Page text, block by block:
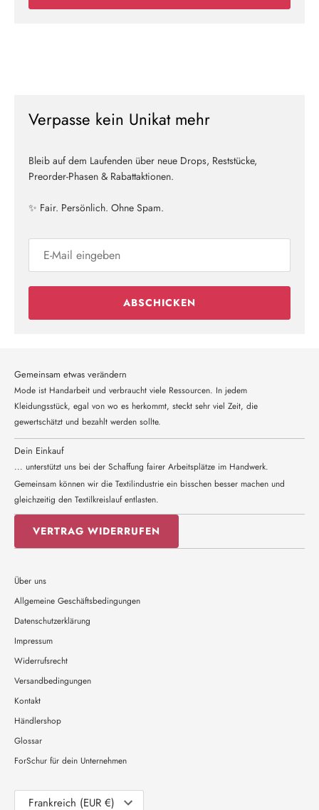
Verpasse kein Unikat mehr
Bleib auf dem Laufenden über neue Drops, Reststücke,
Preorder-Phasen & Rabattaktionen.
✨ Fair. Persönlich. Ohne Spam.
ABSCHICKEN
Gemeinsam etwas verändern
Mode ist Handarbeit und verbraucht viele Ressourcen. In jedem
Kleidungsstück, egal von wo es herkommt, steckt sehr viel Zeit, die
gewertschätzt und bezahlt werden sollte.
Dein Einkauf
... unterstützt uns bei der Schaffung fairer Arbeitsplätze im Handwerk.
Gemeinsam können wir die Textilindustrie ein bisschen besser machen und
gleichzeitig den Textilkreislauf entlasten.
VERTRAG WIDERRUFEN
Über uns
Allgemeine Geschäftsbedingungen
Datenschutzerklärung
Impressum
Widerrufsrecht
Versandbedingungen
Kontakt
Händlershop
Glossar
ForSchur für dein Unternehmen
WährungFrankreich (EUR €)